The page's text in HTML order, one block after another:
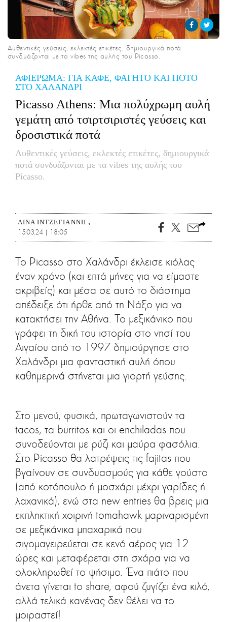
CITY GUIDE
ΑΜΠΑ
PRINT
ΑΦΙΕΡΩΜΑ: ΓΙΑ ΚΑΦΕ, ΦΑΓΗΤΟ ΚΑΙ ΠΟΤΟ
ΣΤΟ ΧΑΛΑΝΔΡΙ
Picasso Athens: Μια πολύχρωμη αυλή
γεμάτη από τσιρτσιριστές γεύσεις και
δροσιστικά ποτά
Αυθεντικές γεύσεις, εκλεκτές ετικέτες, δημιουργικά
ποτά συνδυάζονται με τα vibes της αυλής του
Picasso.
Αυθεντικές γεύσεις, εκλεκτές ετικέτες, δημιουργικά ποτά
συνδυάζονται με τα vibes της αυλής του Picasso.
ΛΊΝΑ ΙΝΤΖΕΓΙΆΝΝΗ
15.03.24 | 18:05
Το Picasso στο Χαλάνδρι έκλεισε κιόλας
έναν χρόνο (και επτά μήνες για να είμαστε
ακριβείς) και μέσα σε αυτό το διάστημα
απέδειξε ότι ήρθε από τη Νάξο για να
κατακτήσει την Αθήνα. Το μεξικάνικο που
γράφει τη δική του ιστορία στο νησί του
Αιγαίου από το 1997 δημιούργησε στο
Χαλάνδρι μια φανταστική αυλή όπου
καθημερινά στήνεται μια γιορτή γεύσης.
Στο μενού, φυσικά, πρωταγωνιστούν τα
tacos, τα burritos και οι enchiladas που
συνοδεύονται με ρύζι και μαύρα φασόλια.
Στο Picasso θα λατρέψεις τις fajitas που
βγαίνουν σε συνδυασμούς για κάθε γούστο
(από κοτόπουλο ή μοσχάρι μέχρι γαρίδες ή
λαχανικά), ενώ στα new entries θα βρεις μια
εκπληκτική χοιρινή tomahawk μαριναρισμένη
σε μεξικάνικα μπαχαρικά που
σιγομαγειρεύεται σε κενό αέρος για 12
ώρες και μεταφέρεται στη σχάρα για να
ολοκληρωθεί το ψήσιμο. Ένα πιάτο που
άνετα γίνεται to share, αφού ζυγίζει ένα κιλό,
αλλά τελικά κανένας δεν θέλει να το
μοιραστεί!